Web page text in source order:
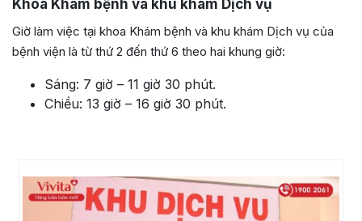
Khoa Khám bệnh và khu khám Dịch vụ
Giờ làm việc tại khoa Khám bệnh và khu khám Dịch vụ của
bệnh viện là từ thứ 2 đến thứ 6 theo hai khung giờ:
Sáng: 7 giờ – 11 giờ 30 phút.
Chiều: 13 giờ – 16 giờ 30 phút.